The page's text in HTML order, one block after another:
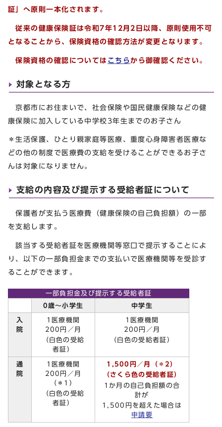
証」へ原則一本化されます。
従来の健康保険証は令和7年12月2日以降、原則使用不可
となることから、保険資格の確認方法が変更となります。
保険資格の確認については こちら から御確認ください。
対象となる方
京都市にお住まいで、社会保険や国民健康保険などの健
康保険に加入している中学校3年生までのお子さん
＊生活保護、ひとり親家庭等医療、重度心身障害者医療な
どの他の制度で医療費の支給を受けることができるお子さ
んは対象になりません。
支給の内容及び提示する受給者証について
保護者が支払う医療費（健康保険の自己負担額）の一部
を支給します。
該当する受給者証を医療機関等窓口で提示することによ
り、以下の一部負担金までの支払いで医療機関等を受診す
ることができます。
一部負担金及び提示する受給者証
0歳～小学生
中学生
入
院
1医療機関
200円／月
（白色の受給
者証）
1医療機関
200円／月
（白色の受給者証）
通
院
1医療機関
200円／月
（＊1）
（白色の受給
者証）
1,500円／月（＊2）
（さくら色の受給者証）
1か月の自己負担額の合
計が
1,500円を超えた場合は
申請要